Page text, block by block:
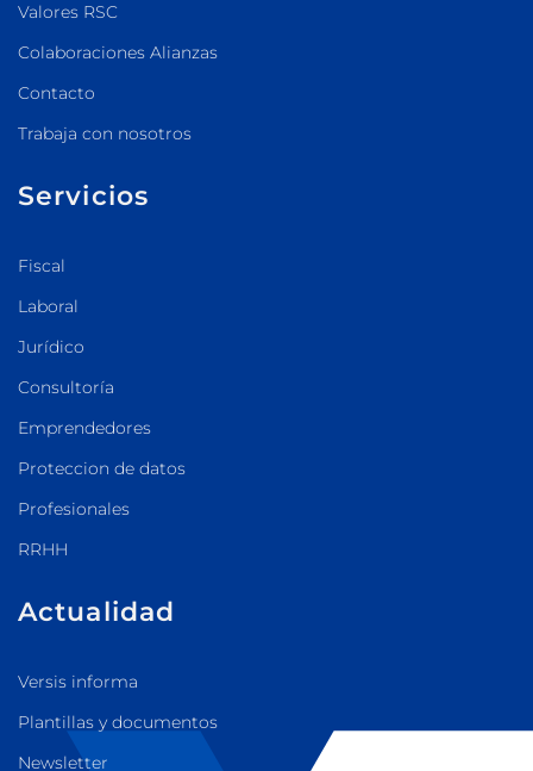
Valores RSC
Colaboraciones Alianzas
Contacto
Trabaja con nosotros
Servicios
Fiscal
Laboral
Jurídico
Consultoría
Emprendedores
Proteccion de datos
Profesionales
RRHH
Actualidad
Versis informa
Plantillas y documentos
Newsletter